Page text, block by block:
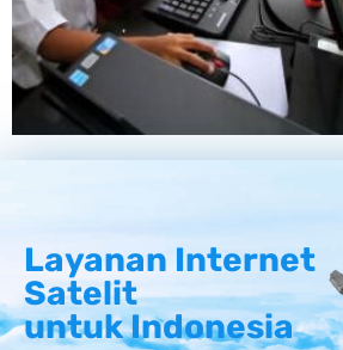
Layanan Internet
Satelit
untuk Indonesia